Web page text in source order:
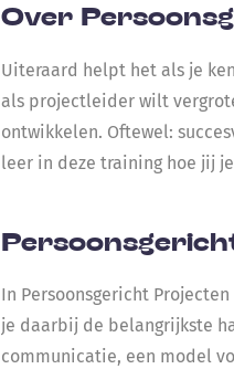
Over
Uiteraard helpt het als je
als projectleider wilt
ontwikkelen. Oftewel:
leer in deze training hoe jij
In Persoonsgericht
je daarbij de belangrijkste
communicatie, een model